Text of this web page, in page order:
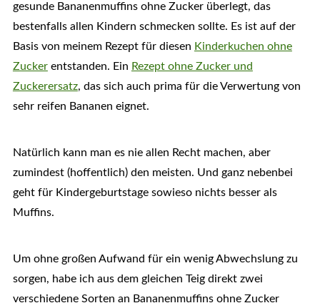
gesunde Bananenmuffins ohne Zucker überlegt, das
bestenfalls allen Kindern schmecken sollte. Es ist auf der
Basis von meinem Rezept für diesen Kinderkuchen ohne
Zuckerentstanden. Ein Rezept ohne Zucker und
Zuckerersatz, das sich auch prima für die Verwertung von
sehr reifen Bananen eignet.
Natürlich kann man es nie allen Recht machen, aber
zumindest (hoffentlich) den meisten. Und ganz nebenbei
geht für Kindergeburtstage sowieso nichts besser als
Muffins.
Um ohne großen Aufwand für ein wenig Abwechslung zu
sorgen, habe ich aus dem gleichen Teig direkt zwei
verschiedene Sorten an Bananenmuffins ohne Zucker